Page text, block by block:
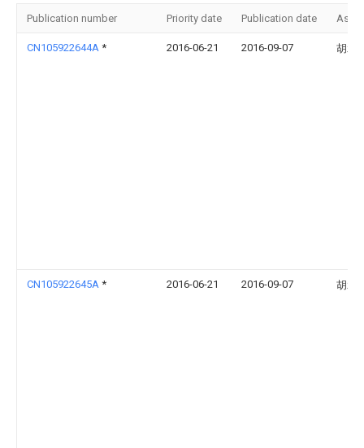
Publication number Priority date Publication date
CN105922644A * 2016-06-21 2016-09-07 胡承
CN105922645A * 2016-06-21 2016-09-07 胡承